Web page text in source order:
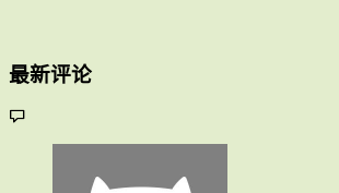
最新评论